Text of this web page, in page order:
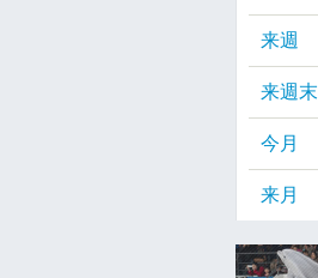
来週
来週末
今月
来月